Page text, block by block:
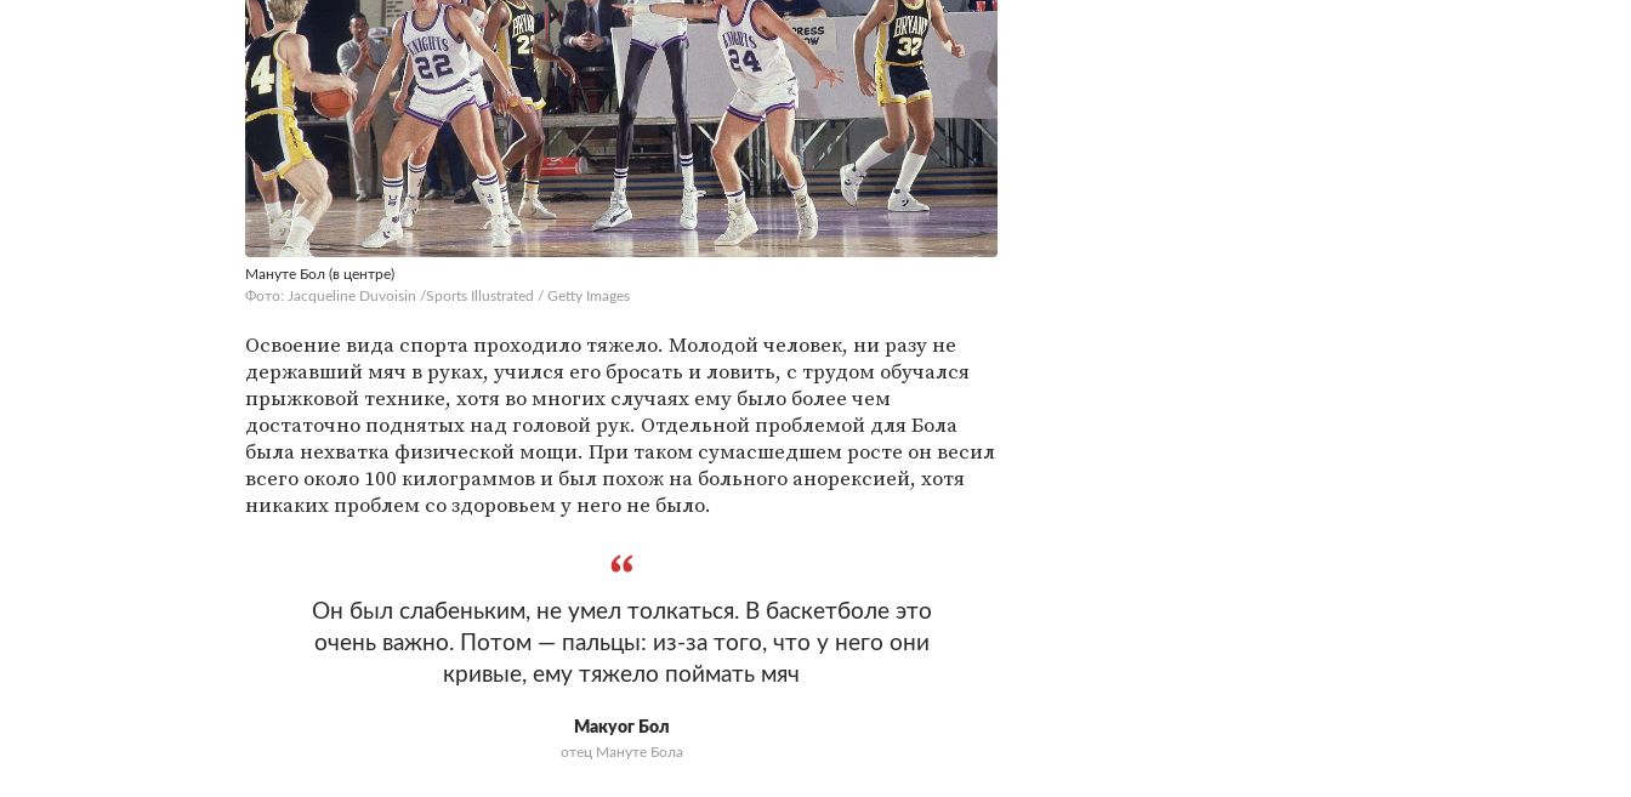
Мануте Бол (в центре)
Фото: Jacqueline Duvoisin /Sports Illustrated / Getty Images
Освоение вида спорта проходило тяжело. Молодой человек, ни разу не
державший мяч в руках, учился его бросать и ловить, с трудом обучался
прыжковой технике, хотя во многих случаях ему было более чем
достаточно поднятых над головой рук. Отдельной проблемой для Бола
была нехватка физической мощи. При таком сумасшедшем росте он весил
всего около 100 килограммов и был похож на больного анорексией, хотя
никаких проблем со здоровьем у него не было.
Он был слабеньким, не умел толкаться. В баскетболе это
очень важно. Потом — пальцы: из-за того, что у него они
кривые, ему тяжело поймать мяч
Макуог Бол
отец Мануте Бола